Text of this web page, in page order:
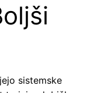
sistemske